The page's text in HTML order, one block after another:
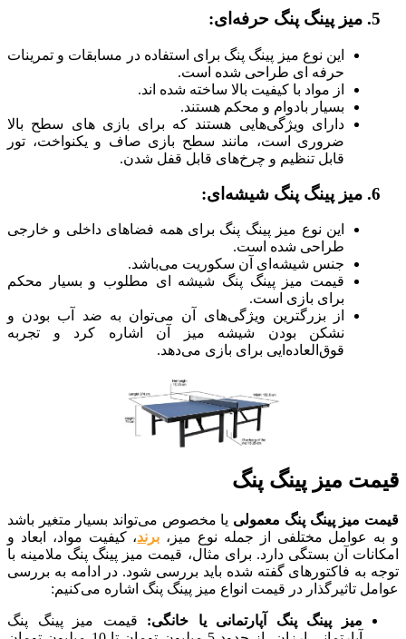
این نوع میز پینگ پنگ برای استفاده در مسابقات و تمرینات
حرفه ای طراحی شده است.
از مواد با کیفیت بالا ساخته شده اند.
بسیار بادوام و محکم هستند.
دارای ویژگی‌هایی هستند که برای بازی های سطح بالا
ضروری است، مانند سطح بازی صاف و یکنواخت، تور
قابل تنظیم و چرخ‌های قابل قفل شدن.
این نوع میز پینگ پنگ برای همه فضاهای داخلی و خارجی
طراحی شده است.
جنس شیشه‌ای آن سکوریت می‌باشد.
قیمت میز پینگ پنگ شیشه ای مطلوب و بسیار محکم
برای بازی است.
از بزرگترین ویژگی‌های آن می‌توان به ضد آب بودن و
نشکن بودن شیشه میز آن اشاره کرد و تجربه
قوق‌العاده‌ایی برای بازی می‌دهد.
میز پینگ پنگ
میز پینگ‌ پنگ معمولییا مخصوص می‌تواند بسیار متغیر باشد
عوامل مختلفی از جمله نوع میز، برند ، کیفیت مواد، ابعاد و
آن بستگی دارد. برای مثال، قیمت میز پینگ پنگ ملامینه با
به فاکتورهای گفته شده باید بررسی شود. در ادامه به بررسی
تاثیرگذار در قیمت انواع میز پینگ پنگ اشاره می‌کنیم:
میز پینگ پنگ آپارتمانی یا خانگی:قیمت میز پینگ پنگ